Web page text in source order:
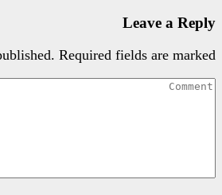
Leave a Reply
Required fields are marked